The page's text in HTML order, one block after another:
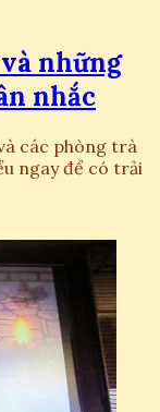
những
nhắc
các phòng trà
ngay để có trải